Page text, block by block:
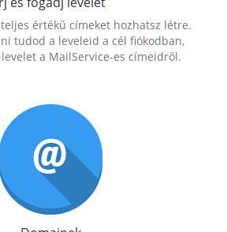
értékű címeket hozhatsz létre.
tudod a leveleid a cél fiókodban,
a MailService-es címeidről.